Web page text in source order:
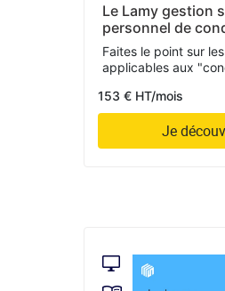
Le Lamy gestion
personnel de
Faites le point sur
applicables aux
153 € HT/mois
Je